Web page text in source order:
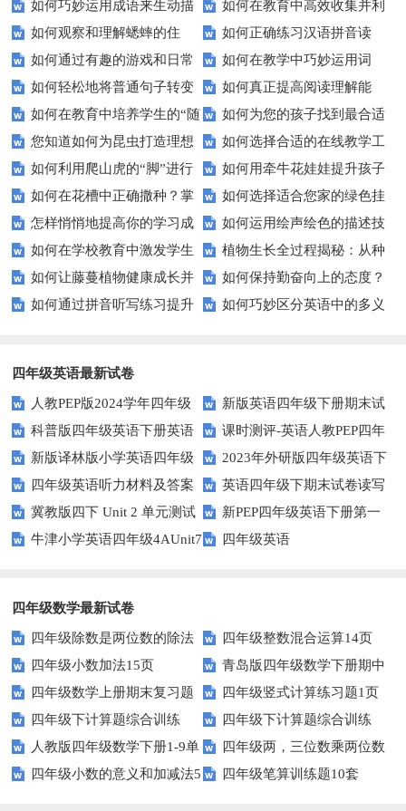
以提升学习效率？
解练习？
如何巧妙运用成语来生动描
写人物？
如何在教育中高效收集并利
用全国人民抗击非典的历史资
料？
如何观察和理解蟋蟀的住
宅？探索小昆虫的大智慧
如何正确练习汉语拼音读
音？这些技巧让你事半功倍！
如何通过有趣的游戏和日常
练习有效提升拼写能力？
如何在教学中巧妙运用词
语？提升学生语言表达力的五大
技巧
如何轻松地将普通句子转变
为充满趣味的拟人句？
如何真正提高阅读理解能
力？试试这5个技巧！
如何在教育中培养学生的“随
遇而安”心态？
如何为您的孩子找到最合适
的教育路径？——家长必读
您知道如何为昆虫打造理想
家园吗？——轻松DIY昆虫住宅
指南
如何选择合适的在线教学工
具来提高课堂互动性？
如何利用爬山虎的“脚”进行
城市绿化？——吸盘功能解析
如何用牵牛花娃娃提升孩子
的自然认知？
如何在花槽中正确撒种？掌
握这些技巧让你轻松养花
如何选择适合您家的绿色挂
毯？打造自然舒适的居住空间
怎样悄悄地提高你的学习成
绩？揭秘不为人知的学习秘籍
如何运用绘声绘色的描述技
巧来提高课堂教学效果？
如何在学校教育中激发学生
不屈不挠的精神？
植物生长全过程揭秘：从种
子到成熟需知哪些关键点？
如何让藤蔓植物健康成长并
快速攀爬？
如何保持勤奋向上的态度？
这些方法让你事半功倍！
如何通过拼音听写练习提升
如何巧妙区分英语中的多义
四年级英语最新试卷
人教PEP版2024学年四年级
英语下册期末测试卷
新版英语四年级下册期末试
卷
科普版四年级英语下册英语
Lesson1测试题及答案
课时测评-英语人教PEP四年
级上册 unit3 What would you
like-PartB练习及答案 (3)
新版译林版小学英语四年级
下册试卷Unit1-Unit2单元测试题
2023年外研版四年级英语下
册期中检测试题
四年级英语听力材料及答案
英语四年级下期末试卷读写
部分答案
冀教版四下 Unit 2 单元测试
新PEP四年级英语下册第一
单元测试题
牛津小学英语四年级4AUnit7
四年级英语
四年级数学最新试卷
四年级除数是两位数的除法
11页
四年级整数混合运算14页
四年级小数加法15页
青岛版四年级数学下册期中
测试题及答案
四年级数学上册期末复习题
及详细答案(5套)
四年级竖式计算练习题1页
（无答案）
四年级下计算题综合训练
（师版）
四年级下计算题综合训练
（学生版）
人教版四年级数学下册1-9单
元试题(含期中及3套期末)
四年级两，三位数乘两位数
22页
四年级小数的意义和加减法5
四年级笔算训练题10套